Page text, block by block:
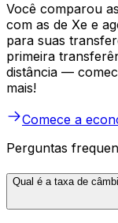
Você comparou
com as de Xe e
para suas
primeira
distância —
mais!
Comece a
Perguntas
Qual é a taxa de